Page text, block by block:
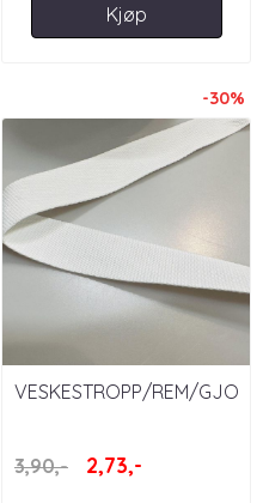
Kjøp
WEBBING
-30%
VESKESTROPP/REM/
3,90,-
2,73,-